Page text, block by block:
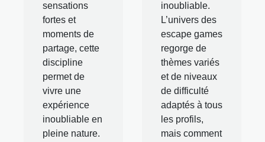
sensations
fortes et
moments de
partage, cette
discipline
permet de
vivre une
expérience
inoubliable en
pleine nature.
inoubliable.
L’univers des
escape games
regorge de
thèmes variés
et de niveaux
de difficulté
adaptés à tous
les profils,
mais comment